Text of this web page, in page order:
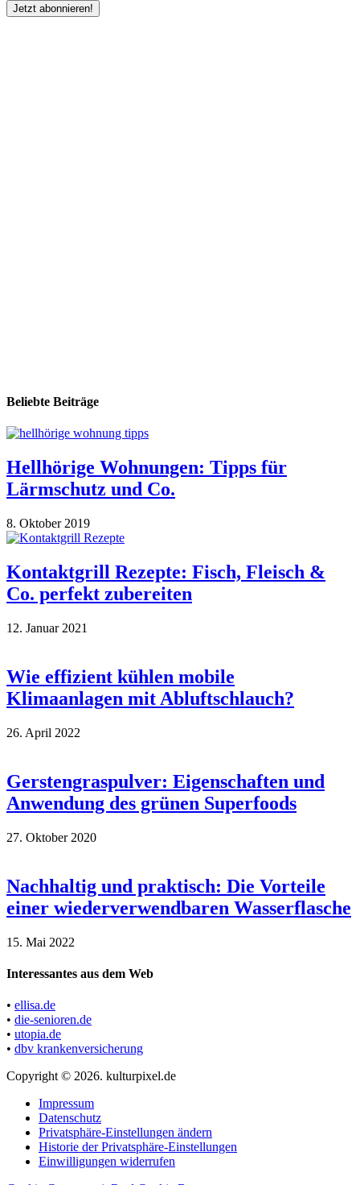
Beliebte Beiträge
Hellhörige Wohnungen: Tipps für
Lärmschutz und Co.
8. Oktober 2019
Kontaktgrill Rezepte: Fisch, Fleisch &
Co. perfekt zubereiten
12. Januar 2021
Wie effizient kühlen mobile
Klimaanlagen mit Abluftschlauch?
26. April 2022
Gerstengraspulver: Eigenschaften und
Anwendung des grünen Superfoods
27. Oktober 2020
Nachhaltig und praktisch: Die Vorteile
einer wiederverwendbaren Wasserflasche
15. Mai 2022
Interessantes aus dem Web
• ellisa.de
• die-senioren.de
• utopia.de
• dbv krankenversicherung
Copyright © 2026. kulturpixel.de
Impressum
Datenschutz
Privatsphäre-Einstellungen ändern
Historie der Privatsphäre-Einstellungen
Einwilligungen widerrufen